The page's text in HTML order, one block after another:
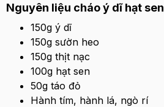
Nguyên liệu cháo ý dĩ hạt sen
150g ý dĩ
150g sườn heo
150g thịt nạc
100g hạt sen
50g táo đỏ
Hành tím, hành lá, ngò rí